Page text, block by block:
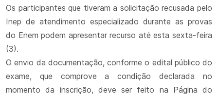
Os participantes que tiveram a solicitação recusada pelo
Inep de atendimento especializado durante as provas
do Enem podem apresentar recurso até esta sexta-feira
(3).
O envio da documentação, conforme o edital público do
exame, que comprove a condição declarada no
momento da inscrição, deve ser feito na Página do